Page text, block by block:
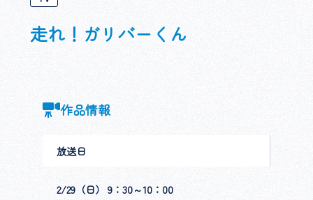
走れ！ガリバーくん
作品情報
放送日
2/29（日） 9：30～10：00